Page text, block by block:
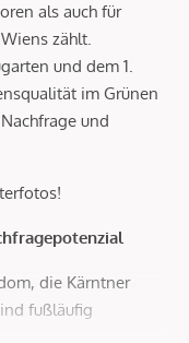
als auch für
zählt.
und dem 1.
im Grünen
und
die Kärntner
fußläufig